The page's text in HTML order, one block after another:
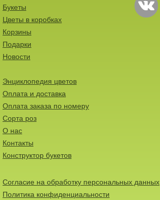
Букеты
Цветы в коробках
Корзины
Подарки
Новости
Энциклопедия цветов
Оплата и доставка
Оплата заказа по номеру
Сорта роз
О нас
Контакты
Конструктор букетов
Согласие на обработку персональных данных
Политика конфиденциальности